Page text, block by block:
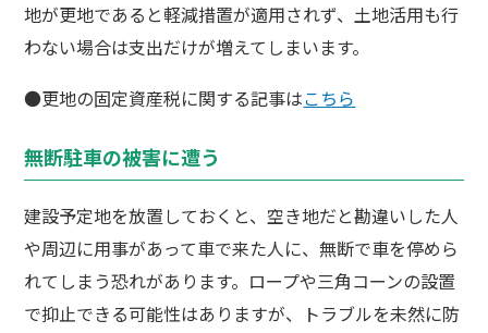
地が更地であると軽減措置が適用されず、土地活用も行
わない場合は支出だけが増えてしまいます。
●更地の固定資産税に関する記事はこちら
無断駐車の被害に遭う
建設予定地を放置しておくと、空き地だと勘違いした人
や周辺に用事があって車で来た人に、無断で車を停めら
れてしまう恐れがあります。ロープや三角コーンの設置
で抑止できる可能性はありますが、トラブルを未然に防